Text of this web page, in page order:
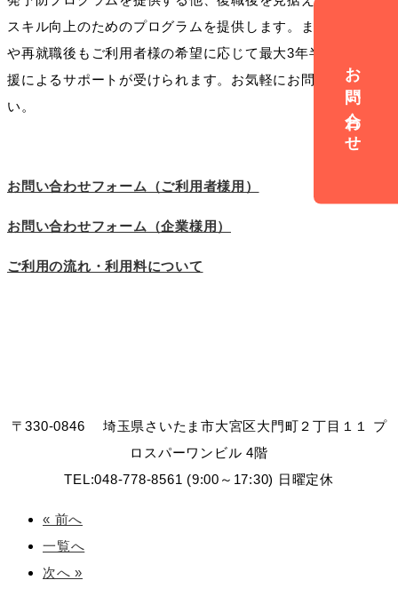
スキル向上のためのプログラムを提供します。また、復職後
や再就職後もご利用者様の希望に応じて最大3年半の定着支
援によるサポートが受けられます。お気軽にお問合せくださ
い。
お問い合わせフォーム（ご利用者様用）
お問い合わせフォーム（企業様用）
ご利用の流れ・利用料について
〒330-0846 埼玉県さいたま市大宮区大門町２丁目１１ プ
ロスパーワンビル 4階
TEL:048-778-8561 (9:00～17:30) 日曜定休
« 前へ
一覧へ
次へ »
お問い合わせ